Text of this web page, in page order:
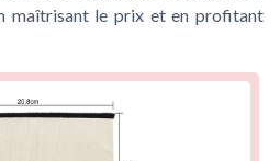
maîtrisant le prix et en profitant